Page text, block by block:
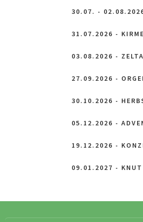
30.07. -
31.07.2026 -
03.08.2026 -
27.09.2026 -
30.10.2026 -
05.12.2026 -
19.12.2026 -
09.01.2027 - KNUT